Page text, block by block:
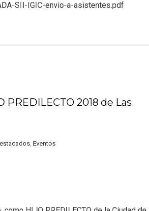
SII-IGIC-envio-a-asistentes.pdf
2018 de Las
, Eventos